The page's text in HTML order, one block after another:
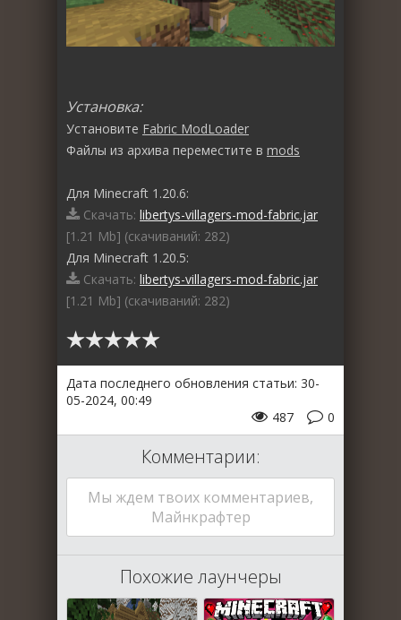
Установка:
Установите Fabric ModLoader
Файлы из архива переместите в mods
Для Minecraft 1.20.6:
Скачать: libertys-villagers-mod-fabric.jar
[1.21 Mb] (cкачиваний: 282)
Для Minecraft 1.20.5:
Скачать: libertys-villagers-mod-fabric.jar
[1.21 Mb] (cкачиваний: 282)
Дата последнего обновления статьи: 30-
05-2024, 00:49
0
487
Комментарии:
Мы ждем твоих комментариев,
Майнкрафтер
Похожие лаунчеры